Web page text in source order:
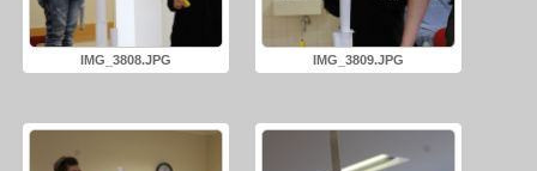
IMG_3808.JPG IMG_3809.JPG